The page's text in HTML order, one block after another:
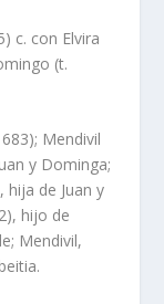
c. con Elvira
(t.
Mendivil
y Dominga;
hija de Juan y
hijo de
Mendivil,